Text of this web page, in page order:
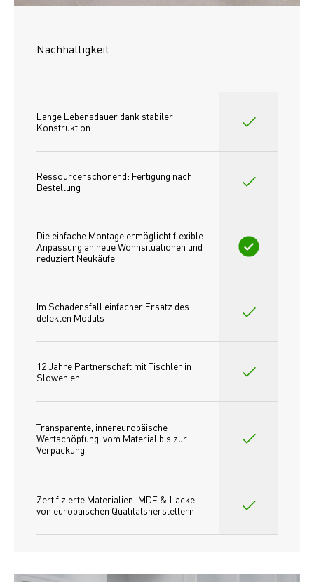
Nachhaltigkeit
Lange Lebensdauer dank stabiler
Konstruktion
Ressourcenschonend: Fertigung nach
Bestellung
Die einfache Montage ermöglicht flexible
Anpassung an neue Wohnsituationen und
reduziert Neukäufe
Im Schadensfall einfacher Ersatz des
defekten Moduls
12 Jahre Partnerschaft mit Tischler in
Slowenien
Transparente, innereuropäische
Wertschöpfung, vom Material bis zur
Verpackung
Zertifizierte Materialien: MDF & Lacke
von europäischen Qualitätsherstellern